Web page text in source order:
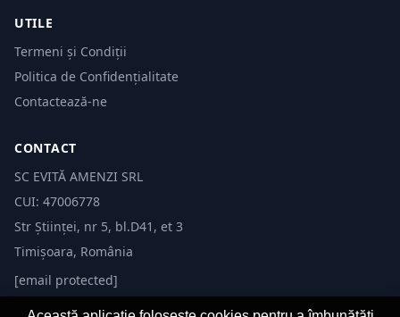
UTILE
Termeni și Condiții
Politica de Confidențialitate
Contactează-ne
CONTACT
SC EVITĂ AMENZI SRL
CUI: 47006778
Str Științei, nr 5, bl.D41, et 3
Timișoara, România
[email protected]